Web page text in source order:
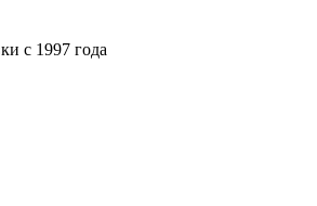
с 1997 года